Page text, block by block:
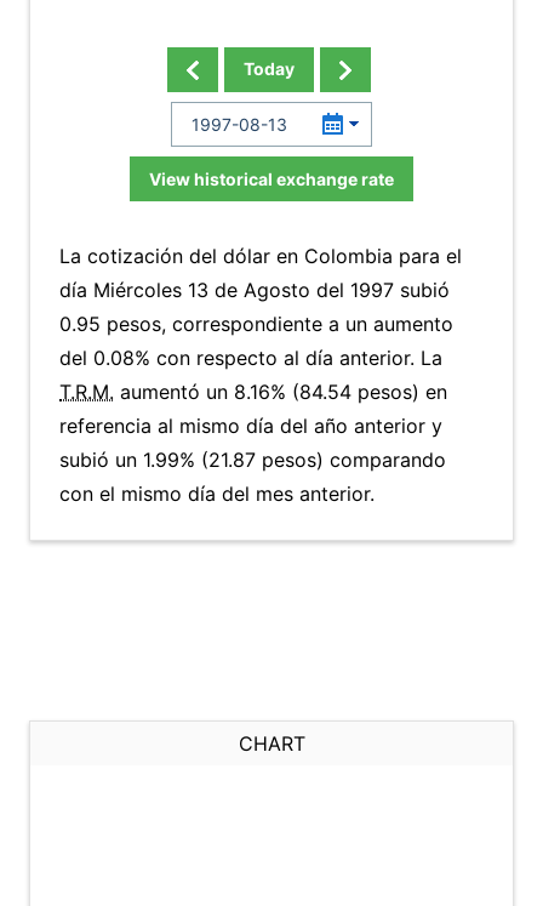
Today
View historical exchange rate
La cotización del dólar en Colombia para el
día Miércoles 13 de Agosto del 1997 subió
0.95 pesos, correspondiente a un aumento
del 0.08% con respecto al día anterior. La
T.R.M. aumentó un 8.16% (84.54 pesos) en
referencia al mismo día del año anterior y
subió un 1.99% (21.87 pesos) comparando
con el mismo día del mes anterior.
CHART